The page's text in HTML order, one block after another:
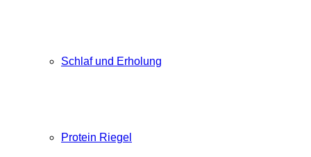
Schlaf und Erholung
Protein Riegel